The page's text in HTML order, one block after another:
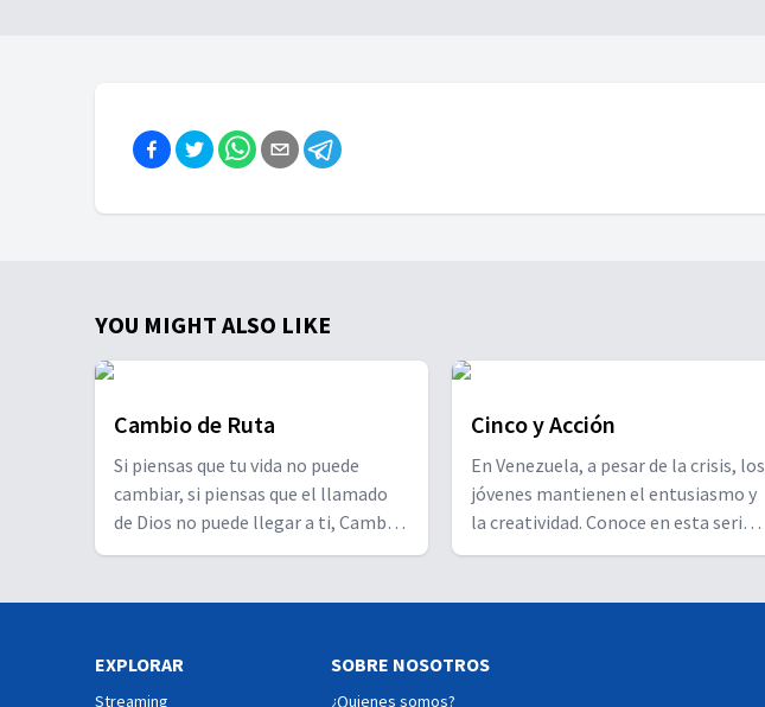
YOU MIGHT ALSO LIKE
Cambio de Ruta
Si piensas que tu vida no puede
cambiar, si piensas que el llamado
de Dios no puede llegar a ti, Cambio
de Ruta te presenta cómo la vida de
cuando aceptaron seguir el camino
capítulo es un testimonio que te
hará reflexionar sobre tu propia
Cinco y Acción
En Venezuela, a pesar de la crisis, los
jóvenes mantienen el entusiasmo y
la creatividad. Conoce en esta serie
producciones audiovisuales
reflejan diferentes aspectos de la
firme al lado de sus hijos. Prepárate
EXPLORAR
Streaming
SOBRE NOSOTROS
¿Quienes somos?